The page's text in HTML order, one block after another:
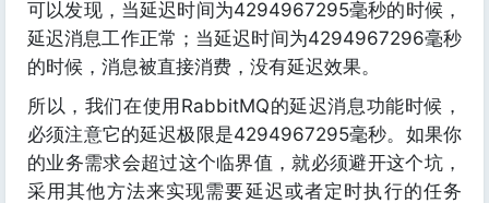
可以发现，当延迟时间为4294967295毫秒的时候，
延迟消息工作正常；当延迟时间为4294967296毫秒
的时候，消息被直接消费，没有延迟效果。
所以，我们在使用RabbitMQ的延迟消息功能时候，
必须注意它的延迟极限是4294967295毫秒。如果你
的业务需求会超过这个临界值，就必须避开这个坑，
采用其他方法来实现需要延迟或者定时执行的任务